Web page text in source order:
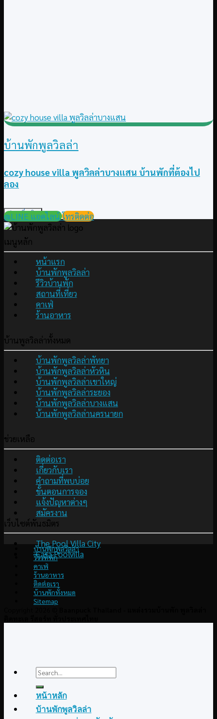
บ้านพักพูลวิลล่า
cozy house villa พูลวิลล่าบางแสน บ้านพักที่ต้องไป
ลอง
อ่านเพิ่มเติม
@LINE แอดไลน์ โทรติดต่อ
เมนูหลัก
หน้าแรก
บ้านพักพูลวิลล่า
รีวิวบ้านพัก
สถานที่เที่ยว
คาเฟ่
ร้านอาหาร
บ้านพูลวิลล่าทั้งหมด
บ้านพักพูลวิลล่าพัทยา
บ้านพักพูลวิลล่าหัวหิน
บ้านพักพูลวิลล่าเขาใหญ่
บ้านพักพูลวิลล่าระยอง
บ้านพักพูลวิลล่าบางแสน
บ้านพักพูลวิลล่านครนายก
ช่วยเหลือ
ติดต่อเรา
เกี่ยวกับเรา
คำถามที่พบบ่อย
ขั้นตอนการจอง
แจ้งปัญหาต่างๆ
สมัครงาน
เว็บไซต์พันธมิตร
The Pool Villa City
Casa Poolvilla
บ้านพักพูลวิลล่า
รีวิวที่พัก
คาเฟ่
ร้านอาหาร
ติดต่อเรา
บ้านพักทั้งหมด
Sitemap
Search
for:
หน้าหลัก
บ้านพักพูลวิลล่า